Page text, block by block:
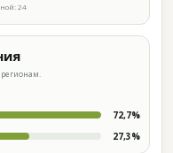
24
72,7%
27,3%